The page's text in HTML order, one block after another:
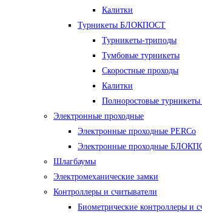
Калитки
Турникеты БЛОКПОСТ
Турникеты-триподы
Тумбовые турникеты
Скоростные проходы
Калитки
Полноростовые
Электронные проходные
Электронные проходные PERCo
Электронные проходные
Шлагбаумы
Электромеханические замки
Контроллеры и считыватели
Биометрические контроллеры и